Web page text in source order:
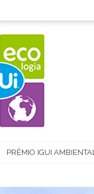
PRÊMIO IGUI AMBIENTAL